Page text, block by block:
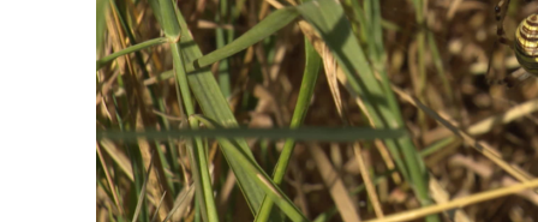
Marathon de contrôles de vitesse
ce week-end: “Une moto a été
flashée à 121 km/h sur l’avenue de
Tervuren”